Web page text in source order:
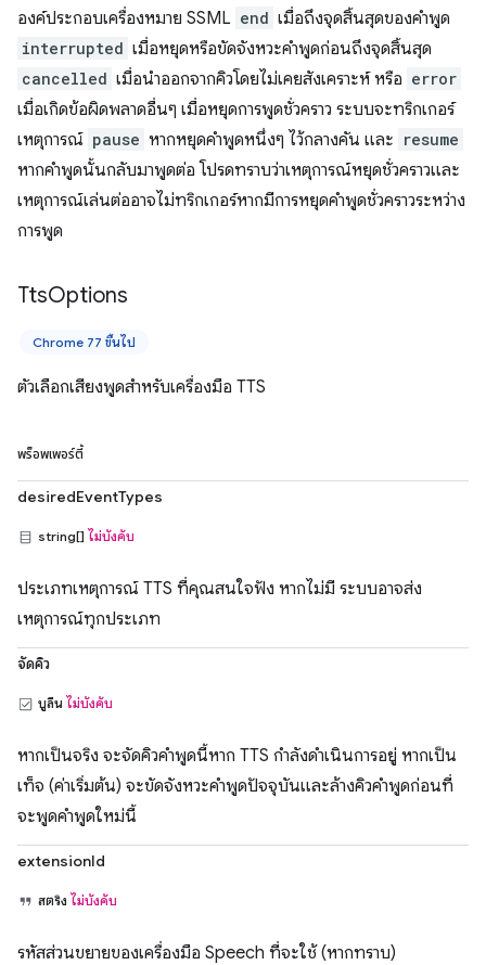
องค์ประกอบเครื่องหมาย SSML end เมื่อถึงจุดสิ้นสุดของคำพูด
interrupted เมื่อหยุดหรือขัดจังหวะคำพูดก่อนถึงจุดสิ้นสุด
cancelled เมื่อนำออกจากคิวโดยไม่เคยสังเคราะห์ หรือ error
เมื่อเกิดข้อผิดพลาดอื่นๆ เมื่อหยุดการพูดชั่วคราว ระบบจะทริกเกอร์
เหตุการณ์ pause หากหยุดคำพูดหนึ่งๆ ไว้กลางคัน และ resume
หากคำพูดนั้นกลับมาพูดต่อ โปรดทราบว่าเหตุการณ์หยุดชั่วคราวและ
เหตุการณ์เล่นต่ออาจไม่ทริกเกอร์หากมีการหยุดคำพูดชั่วคราวระหว่าง
การพูด
TtsOptions
Chrome 77 ขึ้นไป
ตัวเลือกเสียงพูดสำหรับเครื่องมือ TTS
พร็อพเพอร์ตี้
desiredEventTypes
string[] ไม่บังคับ
ประเภทเหตุการณ์ TTS ที่คุณสนใจฟัง หากไม่มี ระบบอาจส่ง
เหตุการณ์ทุกประเภท
จัดคิว
บูลีน ไม่บังคับ
หากเป็นจริง จะจัดคิวคำพูดนี้หาก TTS กำลังดำเนินการอยู่ หากเป็น
เท็จ (ค่าเริ่มต้น) จะขัดจังหวะคำพูดปัจจุบันและล้างคิวคำพูดก่อนที่
จะพูดคำพูดใหม่นี้
extensionId
สตริง ไม่บังคับ
รหัสส่วนขยายของเครื่องมือ Speech ที่จะใช้ (หากทราบ)